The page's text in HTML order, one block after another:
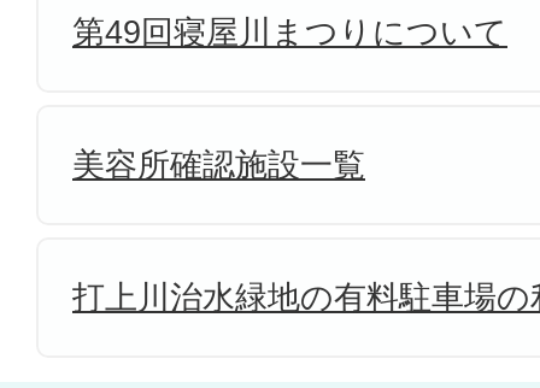
第49回寝屋川まつりについて
美容所確認施設一覧
打上川治水緑地の有料駐車場